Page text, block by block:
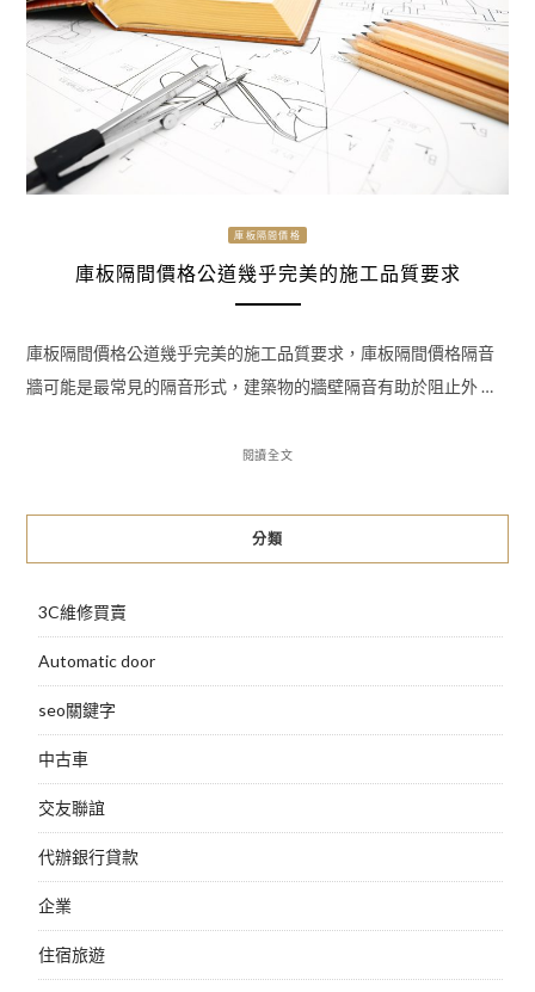
庫板隔間價格
庫板隔間價格公道幾乎完美的施工品質要求
庫板隔間價格公道幾乎完美的施工品質要求，庫板隔間價格隔音
牆可能是最常見的隔音形式，建築物的牆壁隔音有助於阻止外 …
閱讀全文
分類
3C維修買賣
Automatic door
seo關鍵字
中古車
交友聯誼
代辦銀行貸款
企業
住宿旅遊